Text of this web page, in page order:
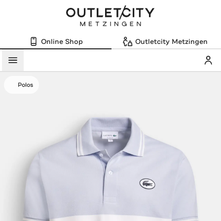
Online Shop Outletcity Metzingen
Menü
Polos